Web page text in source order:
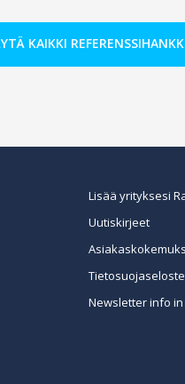
KAIKKI
Lisää yrityksesi
Uutiskirjeet
Tietosuojaseloste
Newsletter info in